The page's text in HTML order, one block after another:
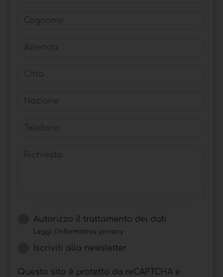
Cognome
Azienda
Citta
Nazione
Telefono
Richiesta
Autorizzo il trattamento dei dati
Leggi l'informativa privacy
Iscriviti alla newsletter
Questo sito è protetto da reCAPTCHA e